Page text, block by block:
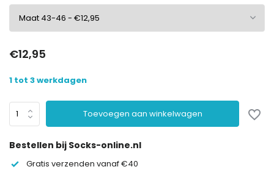
€12,95
1 tot 3 werkdagen
Toevoegen aan winkelwagen
Bestellen bij Socks-online.nl
Gratis verzenden vanaf €40